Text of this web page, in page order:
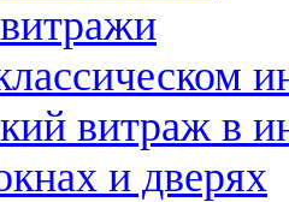
витраж в
и дверях